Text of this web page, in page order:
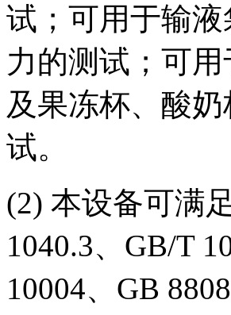
试；可用于输
力的测试；可
及果冻杯、酸
试。
(2) 本设备可满
1040.3、GB/T
10004、GB